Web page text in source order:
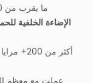
1. ما يقرب من 20 عامًا من الخبرة في إنتاج
الإضاءة الخلفية
2. أكثر من 200+ مرايا مضاءة ، تتمتع بقدرة قوية على